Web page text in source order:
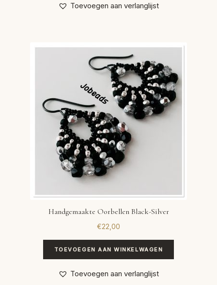
Toevoegen aan verlanglijst
Handgemaakte Oorbellen Black-Silver
€22,00
TOEVOEGEN AAN WINKELWAGEN
Toevoegen aan verlanglijst